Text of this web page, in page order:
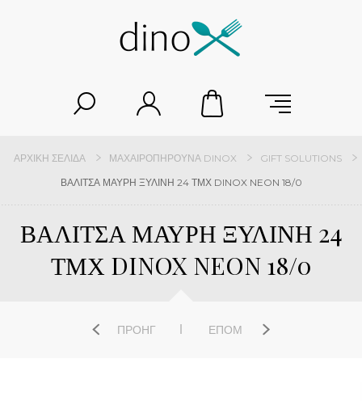
ΑΡΧΙΚΉ ΣΕΛΊΔΑ ΜΑΧΑΙΡΟΠΉΡΟΥΝΑ DINOX
GIFT SOLUTIONS
ΒΑΛΙΤΣΑ ΜΑΥΡΗ ΞΥΛΙΝΗ 24 ΤΜΧ DINOX NEON 18/0
ΒΑΛΙΤΣΑ ΜΑΥΡΗ ΞΥΛΙΝΗ 24
ΤΜΧ DINOX NEON 18/0
ΠΡΟΗΓ ΕΠΌΜ